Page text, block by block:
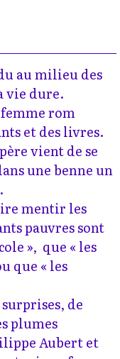
au milieu des
vie dure.
femme rom
et des livres.
vient de se
une benne un
mentir les
pauvres sont
», que « les
que « les
de
plumes
Aubert et